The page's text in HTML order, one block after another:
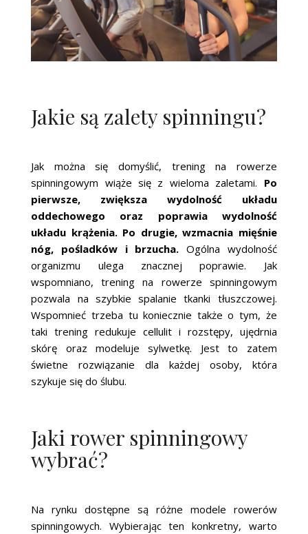
Jakie są zalety spinningu?
Jak można się domyślić, trening na rowerze
spinningowym wiąże się z wieloma zaletami. Po
pierwsze, zwiększa wydolność układu
oddechowego oraz poprawia wydolność
układu krążenia. Po drugie, wzmacnia mięśnie
nóg, pośladków i brzucha. Ogólna wydolność
organizmu ulega znacznej poprawie. Jak
wspomniano, trening na rowerze spinningowym
pozwala na szybkie spalanie tkanki tłuszczowej.
Wspomnieć trzeba tu koniecznie także o tym, że
taki trening redukuje cellulit i rozstępy, ujędrnia
skórę oraz modeluje sylwetkę. Jest to zatem
świetne rozwiązanie dla każdej osoby, która
szykuje się do ślubu.
Jaki rower spinningowy
wybrać?
Na rynku dostępne są różne modele rowerów
spinningowych. Wybierając ten konkretny, warto